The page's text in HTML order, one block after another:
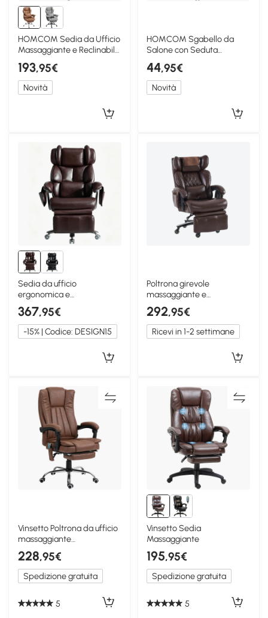
HOMCOM Sedia da Ufficio
Massaggiante e Reclinabile,
Marrone
193,95€
Novità
HOMCOM Sgabello da
Salone con Seduta
Imbottita, Marrone
44,95€
Novità
Sedia da ufficio
ergonomica e
massaggiante Marrone
367,95€
-15% | Codice: DESIGN15
Poltrona girevole
massaggiante e
riscaldante, Marrone
292,95€
Ricevi in 1-2 settimane
Vinsetto Poltrona da ufficio
massaggiante
62x67x120cm Marrone
228,95€
Spedizione gratuita
5
Vinsetto Sedia
Massaggiante
195,95€
Spedizione gratuita
5